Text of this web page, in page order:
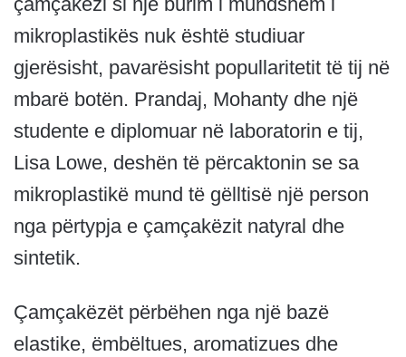
mikroplastikës nuk është studiuar
gjerësisht, pavarësisht popullaritetit të tij në
mbarë botën. Prandaj, Mohanty dhe një
studente e diplomuar në laboratorin e tij,
Lisa Lowe, deshën të përcaktonin se sa
mikroplastikë mund të gëlltisë një person
nga përtypja e çamçakëzit natyral dhe
sintetik.
Çamçakëzët përbëhen nga një bazë
elastike, ëmbëltues, aromatizues dhe